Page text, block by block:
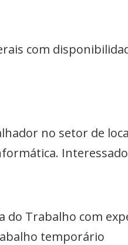
com
no setor de
do Trabalho com
temporário